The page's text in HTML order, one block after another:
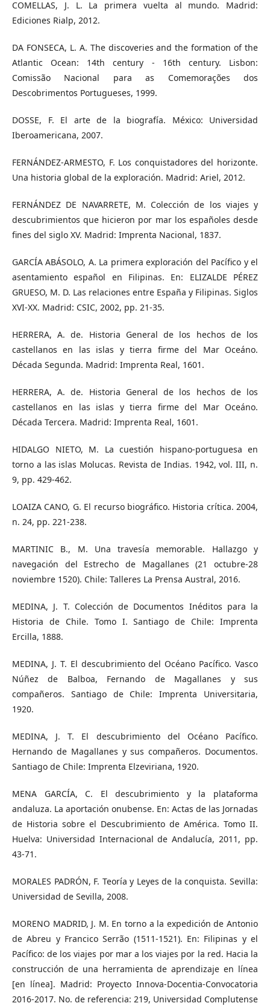
COMELLAS, J. L. La primera vuelta al mundo. Madrid:
Ediciones Rialp, 2012.
DA FONSECA, L. A. The discoveries and the formation of the
Atlantic Ocean: 14th century - 16th century. Lisbon:
Comissão Nacional para as Comemorações dos
Descobrimentos Portugueses, 1999.
DOSSE, F. El arte de la biografía. México: Universidad
Iberoamericana, 2007.
FERNÁNDEZ-ARMESTO, F. Los conquistadores del horizonte.
Una historia global de la exploración. Madrid: Ariel, 2012.
FERNÁNDEZ DE NAVARRETE, M. Colección de los viajes y
descubrimientos que hicieron por mar los españoles desde
fines del siglo XV. Madrid: Imprenta Nacional, 1837.
GARCÍA ABÁSOLO, A. La primera exploración del Pacífico y el
asentamiento español en Filipinas. En: ELIZALDE PÉREZ
GRUESO, M. D. Las relaciones entre España y Filipinas. Siglos
XVI-XX. Madrid: CSIC, 2002, pp. 21-35.
HERRERA, A. de. Historia General de los hechos de los
castellanos en las islas y tierra firme del Mar Oceáno.
Década Segunda. Madrid: Imprenta Real, 1601.
HERRERA, A. de. Historia General de los hechos de los
castellanos en las islas y tierra firme del Mar Oceáno.
Década Tercera. Madrid: Imprenta Real, 1601.
HIDALGO NIETO, M. La cuestión hispano-portuguesa en
torno a las islas Molucas. Revista de Indias. 1942, vol. III, n.
9, pp. 429-462.
LOAIZA CANO, G. El recurso biográfico. Historia crítica. 2004,
n. 24, pp. 221-238.
MARTINIC B., M. Una travesía memorable. Hallazgo y
navegación del Estrecho de Magallanes (21 octubre-28
noviembre 1520). Chile: Talleres La Prensa Austral, 2016.
MEDINA, J. T. Colección de Documentos Inéditos para la
Historia de Chile. Tomo I. Santiago de Chile: Imprenta
Ercilla, 1888.
MEDINA, J. T. El descubrimiento del Océano Pacífico. Vasco
Núñez de Balboa, Fernando de Magallanes y sus
compañeros. Santiago de Chile: Imprenta Universitaria,
1920.
MEDINA, J. T. El descubrimiento del Océano Pacífico.
Hernando de Magallanes y sus compañeros. Documentos.
Santiago de Chile: Imprenta Elzeviriana, 1920.
MENA GARCÍA, C. El descubrimiento y la plataforma
andaluza. La aportación onubense. En: Actas de las Jornadas
de Historia sobre el Descubrimiento de América. Tomo II.
Huelva: Universidad Internacional de Andalucía, 2011, pp.
43-71.
MORALES PADRÓN, F. Teoría y Leyes de la conquista. Sevilla:
Universidad de Sevilla, 2008.
MORENO MADRID, J. M. En torno a la expedición de Antonio
de Abreu y Francico Serrão (1511-1521). En: Filipinas y el
Pacífico: de los viajes por mar a los viajes por la red. Hacia la
construcción de una herramienta de aprendizaje en línea
[en línea]. Madrid: Proyecto Innova-Docentia-Convocatoria
2016-2017. No. de referencia: 219, Universidad Complutense